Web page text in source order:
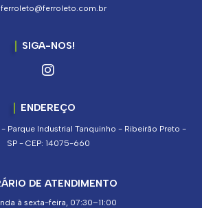
SIGA-NOS!
ENDEREÇO
- Parque Industrial Tanquinho - Ribeirão Preto -
SP - CEP: 14075-660
DE ATENDIMENTO
à sexta-feira, 07:30–11:00